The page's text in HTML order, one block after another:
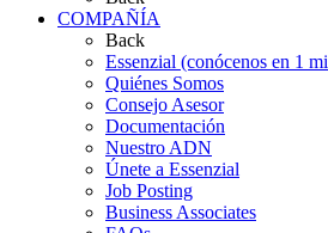
COMPAÑÍA
Back
Essenzial (conócenos en 1
Quiénes Somos
Consejo Asesor
Documentación
Nuestro ADN
Únete a Essenzial
Job Posting
Business Associates